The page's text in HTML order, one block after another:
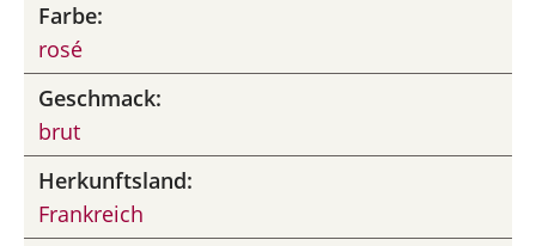
Farbe:
rosé
Geschmack:
brut
Herkunftsland:
Frankreich